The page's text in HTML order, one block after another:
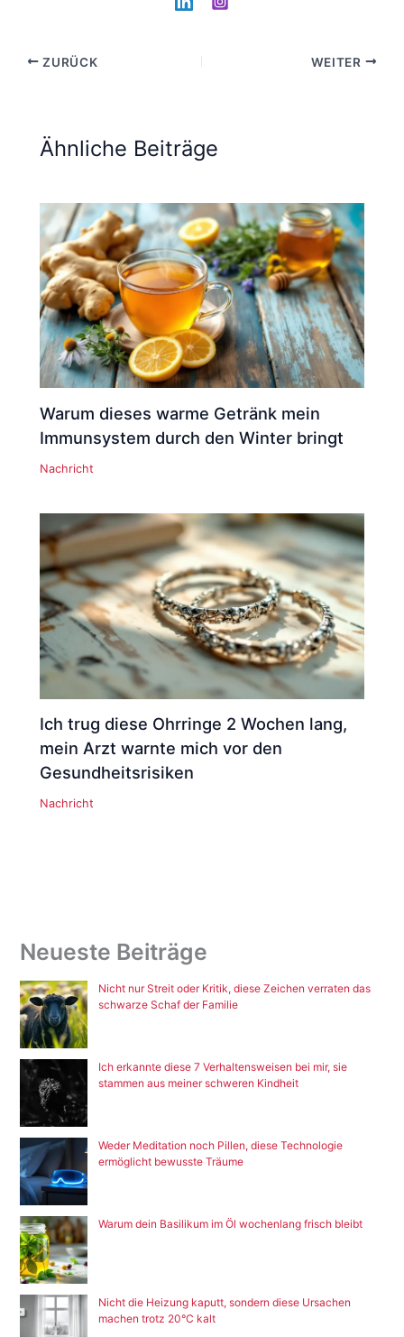
ZURÜCK WEITER
Ähnliche Beiträge
Warum dieses warme Getränk mein
Immunsystem durch den Winter bringt
Nachricht
Ich trug diese Ohrringe 2 Wochen lang,
mein Arzt warnte mich vor den
Gesundheitsrisiken
Nachricht
Neueste Beiträge
Nicht nur Streit oder Kritik, diese Zeichen verraten das
schwarze Schaf der Familie
Ich erkannte diese 7 Verhaltensweisen bei mir, sie
stammen aus meiner schweren Kindheit
Weder Meditation noch Pillen, diese Technologie
ermöglicht bewusste Träume
Warum dein Basilikum im Öl wochenlang frisch bleibt
Nicht die Heizung kaputt, sondern diese Ursachen
machen trotz 20°C kalt